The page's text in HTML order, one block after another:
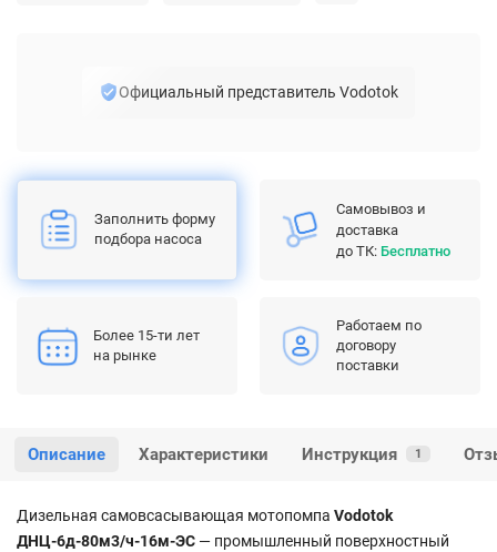
Официальный представитель Vodotok
Заполнить форму
подбора насоса
Самовывоз и
доставка
до ТК: Бесплатно
Более 15-ти лет
на рынке
Работаем по
договору
поставки
Описание Характеристики Инструкция 1
Дизельная самовсасывающая мотопомпа Vodotok
ДНЦ-6д-80м3/ч-16м-ЭС — промышленный поверхностный